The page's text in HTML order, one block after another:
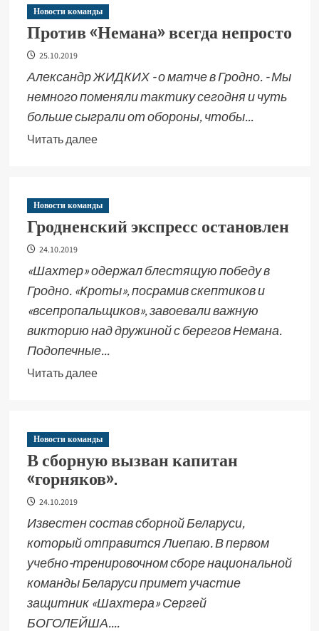
Новости команды
Против «Немана» всегда непросто
25.10.2019
Александр ЖИДКИХ - о матче в Гродно. - Мы
немного поменяли тактику сегодня и чуть
больше сыграли от обороны, чтобы...
Читать далее
Новости команды
Гродненский экспресс остановлен
24.10.2019
«Шахтер» одержал блестящую победу в
Гродно. «Кроты», посрамив скептиков и
«всепропальщиков», завоевали важную
викторию над дружиной с берегов Немана.
Подопечные...
Читать далее
Новости команды
В сборную вызван капитан
«горняков».
24.10.2019
Известен состав сборной Беларуси,
который отправится Лиепаю. В первом
учебно-тренировочном сборе национальной
команды Беларуси примет участие
защитник «Шахтера» Сергей
БОГОЛЕЙША....